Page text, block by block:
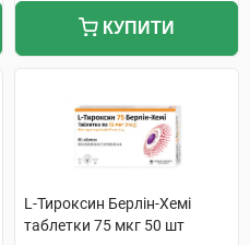
КУПИТИ
L-Тироксин Берлін-Хемі
таблетки 75 мкг 50 шт